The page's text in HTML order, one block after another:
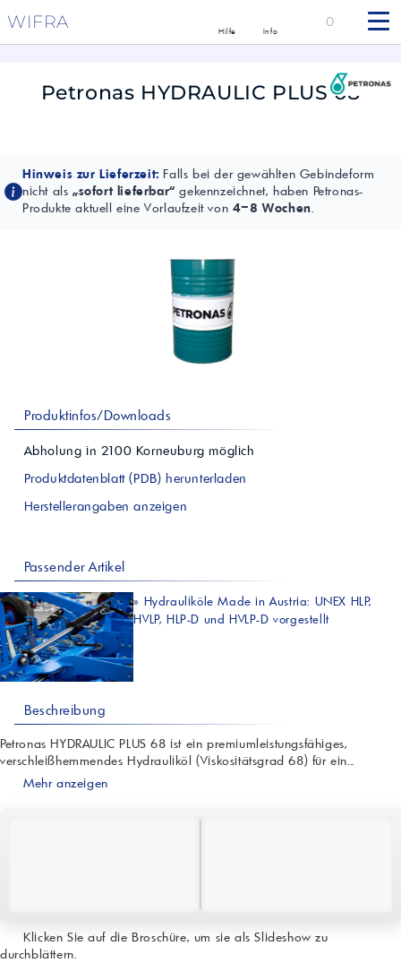
WIFRA Hilfe Info
0
Petronas HYDRAULIC PLUS 68
Hinweis zur Lieferzeit: Falls bei der gewählten Gebindeform
nicht als „sofort lieferbar“ gekennzeichnet, haben Petronas-
Produkte aktuell eine Vorlaufzeit von 4–8 Wochen.
Produktinfos/Downloads
Abholung in 2100 Korneuburg möglich
Produktdatenblatt (PDB) herunterladen
Herstellerangaben anzeigen
Passender Artikel
» Hydrauliköle Made in Austria: UNEX HLP,
HVLP, HLP-D und HVLP-D vorgestellt
Beschreibung
Petronas HYDRAULIC PLUS 68 ist ein premiumleistungsfähiges,
verschleißhemmendes Hydrauliköl (Viskositätsgrad 68) für ein...
Mehr anzeigen
Klicken Sie auf die Broschüre, um sie als Slideshow zu
durchblättern.